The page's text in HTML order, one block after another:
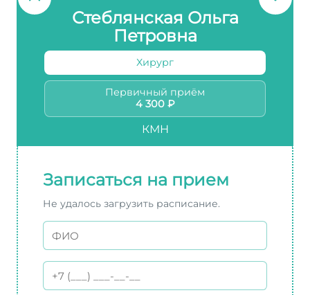
Стеблянская Ольга
Петровна
Хирург
Первичный приём
4 300 ₽
КМН
Записаться на прием
Не удалось загрузить расписание.